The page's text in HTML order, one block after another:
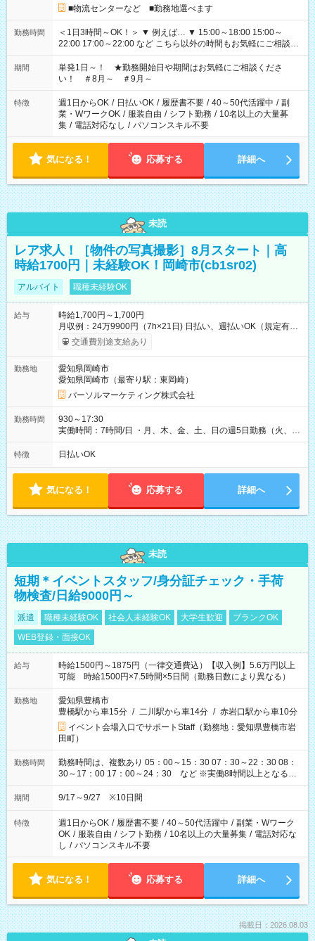
■物流センターなど ■勤務地選べます
勤務時間
＜1日3時間～OK！＞ ▼ 例えば… ▼ 15:00～18:00 15:00～
22:00 17:00～22:00 など こちら以外の時間もお気軽にご相談く
ださい！
期間
単発1日～！ ★勤務開始日や期間はお気軽にご相談くださ
い！ ＃8月～ ＃9月～
特徴 週1日からOK / 日払いOK / 履歴書不要 / 40～50代活躍中 / 副
業・WワークOK / 服装自由 / シフト勤務 / 10名以上の大量募
集 / 電話対応なし / パソコンスキル不要
気になる！ 応募する 詳細へ
未読
レア求人！［物件の写真撮影］8月スタート｜高
時給1700円｜未経験OK！岡崎市(cb1sr02)
アルバイト 職種未経験OK
給与
時給1,700円～1,700円
月収例：24万9900円（7h×21日) 日払い、週払いOK（規定有
り） 【試用期間】試用期間なし
交通費別途支給あり
勤務地
愛知県岡崎市
愛知県岡崎市（最寄り駅：東岡崎）
パーソルマーケティング株式会社
勤務時間
930～17:30
実働時間：7時間/日 ・月、木、金、土、日の週5日勤務（火、水
は固定休です／夏季、年末年始等、長期休暇有り！） ・ワンシ
フト！ 残業ほぼナシ（0～5h/月）
特徴 日払いOK
気になる！ 応募する 詳細へ
未読
短期＊イベントスタッフ/身分証チェック・手荷
物検査/日給9000円～
派遣 職種未経験OK 社会人未経験OK 大学生歓迎
ブランクOK
WEB登録・面接OK
給与
時給1500円～1875円（一律交通費込）【収入例】5.6万円以上
可能 時給1500円×7.5時間×5日間（勤務日数により異なる）
勤務地
愛知県豊橋市
豊橋駅から車15分 / 二川駅から車14分 / 赤岩口駅から車10分
イベント会場入口でサポートStaff（勤務地：愛知県豊橋市岩
田町）
勤務時間
勤務時間は、複数あり 05：00～15：30 07：30～22：30 08：
30～17：00 17：00～24：30 など ※実働8時間以上となる勤
務もあります。 【休憩】60分+他休憩あり 交替で取得します。
安全面に配慮しこまめな休憩があります。
期間 9/17～9/27 ※10日間
特徴 週1日からOK / 履歴書不要 / 40～50代活躍中 / 副業・Wワーク
OK / 服装自由 / シフト勤務 / 10名以上の大量募集 / 電話対応な
し / パソコンスキル不要
気になる！ 応募する 詳細へ
掲載日：2026.08.03